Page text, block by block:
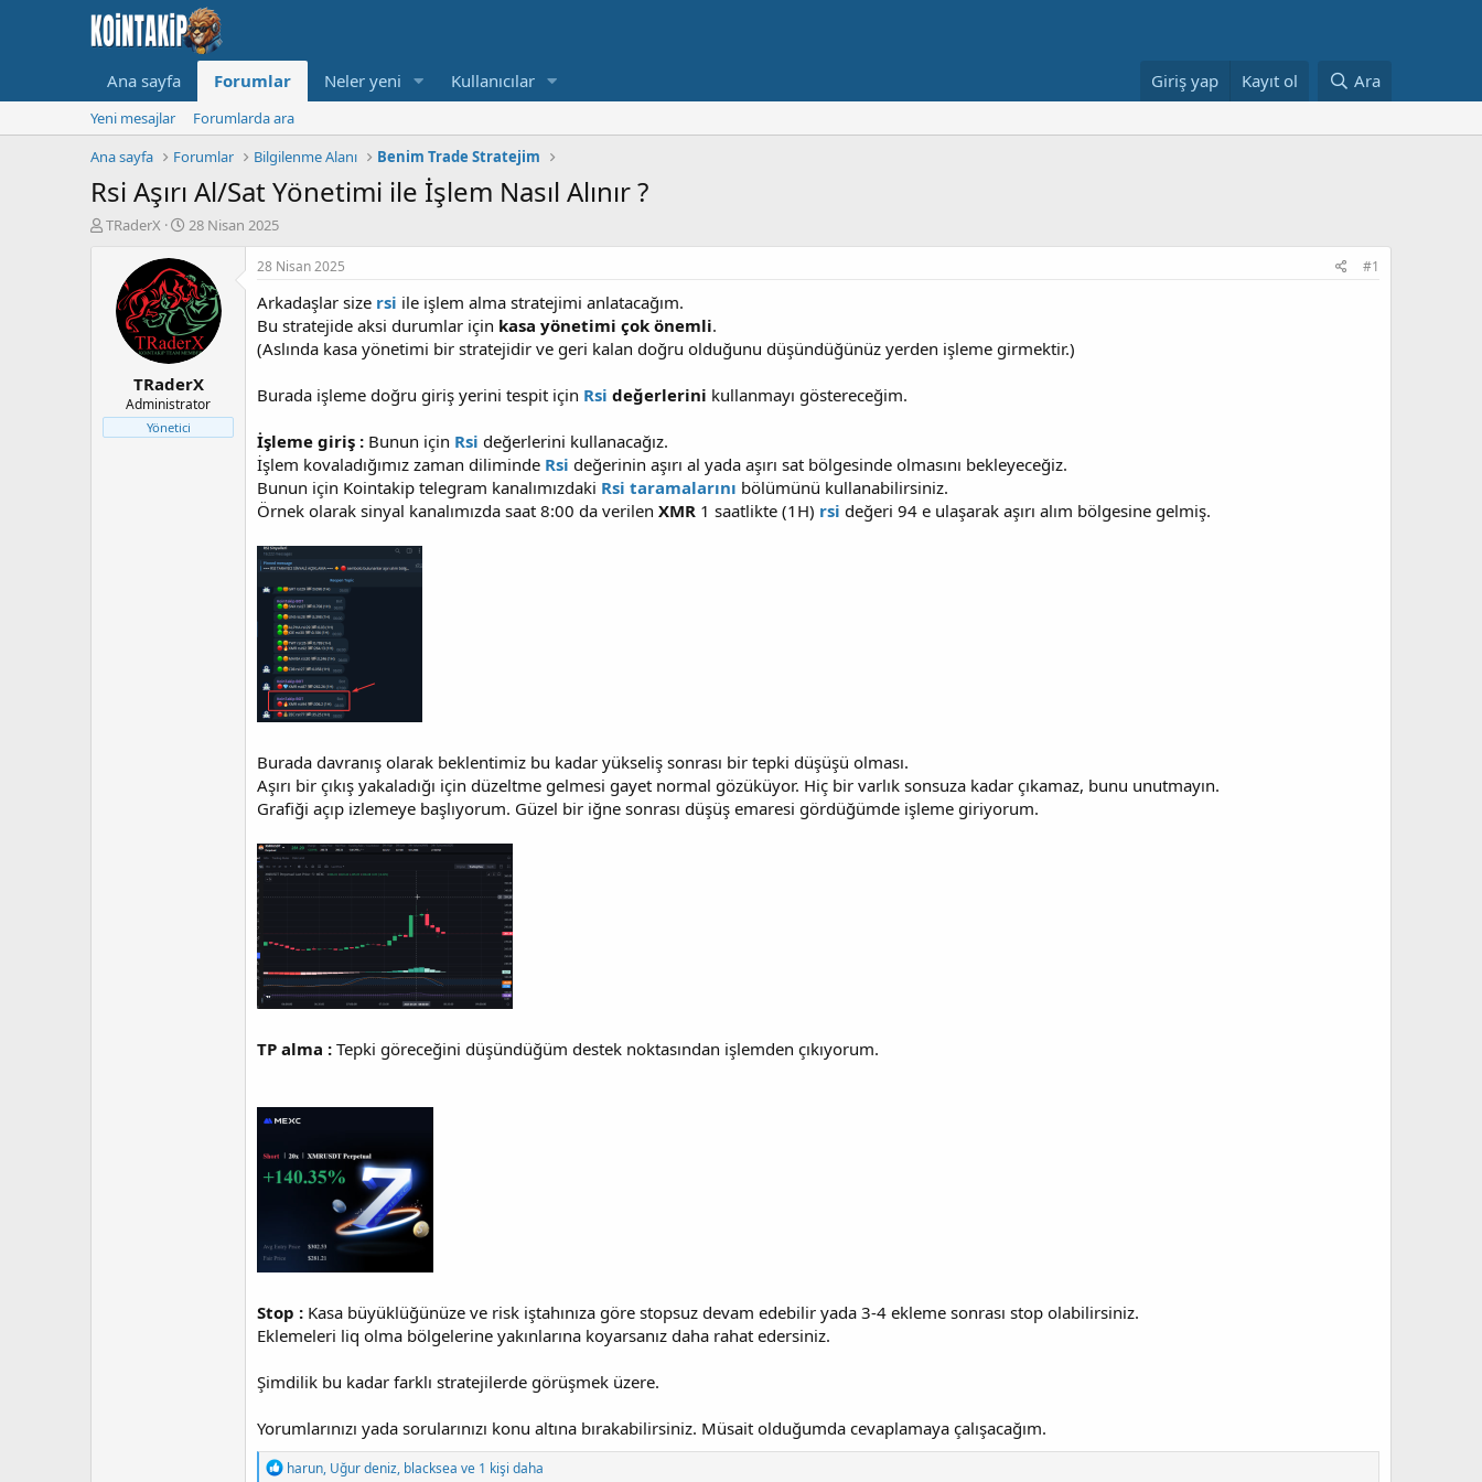
Ana sayfa Forumlar Neler yeni Kullanıcılar Giriş yap Kayıt ol Ara
Yeni mesajlar
Forumlarda ara
Ana sayfa
Forumlar Bilgilenme Alanı Benim Trade Stratejim
Rsi Aşırı Al/Sat Yönetimi ile İşlem Nasıl Alınır ?
K
a
t
TRaderX
B
ş
l
a
n
g
ı
ç
t
a
r
28 Nisan 2025
TRaderX
Administrator
Yönetici
28 Nisan 2025 #1
Arkadaşlar size rsi ile işlem alma stratejimi anlatacağım.
Bu stratejide aksi durumlar için kasa yönetimi çok önemli.
(Aslında kasa yönetimi bir stratejidir ve geri kalan doğru olduğunu düşündüğünüz yerden işleme girmektir.)
Burada işleme doğru giriş yerini tespit için Rsi değerlerini kullanmayı göstereceğim.
İşleme giriş : Bunun için Rsi değerlerini kullanacağız.
İşlem kovaladığımız zaman diliminde Rsi değerinin aşırı al yada aşırı sat bölgesinde olmasını bekleyeceğiz.
Bunun için Kointakip telegram kanalımızdaki Rsi taramalarını bölümünü kullanabilirsiniz.
Örnek olarak sinyal kanalımızda saat 8:00 da verilen XMR 1 saatlikte (1H) rsi değeri 94 e ulaşarak aşırı alım bölgesine gelmiş.
Burada davranış olarak beklentimiz bu kadar yükseliş sonrası bir tepki düşüşü olması.
Aşırı bir çıkış yakaladığı için düzeltme gelmesi gayet normal gözüküyor. Hiç bir varlık sonsuza kadar çıkamaz, bunu unutmayın.
Grafiği açıp izlemeye başlıyorum. Güzel bir iğne sonrası düşüş emaresi gördüğümde işleme giriyorum.
TP alma : Tepki göreceğini düşündüğüm destek noktasından işlemden çıkıyorum.
Stop : Kasa büyüklüğünüze ve risk iştahınıza göre stopsuz devam edebilir yada 3-4 ekleme sonrası stop olabilirsiniz.
Eklemeleri liq olma bölgelerine yakınlarına koyarsanız daha rahat edersiniz.
Şimdilik bu kadar farklı stratejilerde görüşmek üzere.
Yorumlarınızı yada sorularınızı konu altına bırakabilirsiniz. Müsait olduğumda cevaplamaya çalışacağım.
T
harun, Uğur deniz, blacksea ve 1 kişi daha